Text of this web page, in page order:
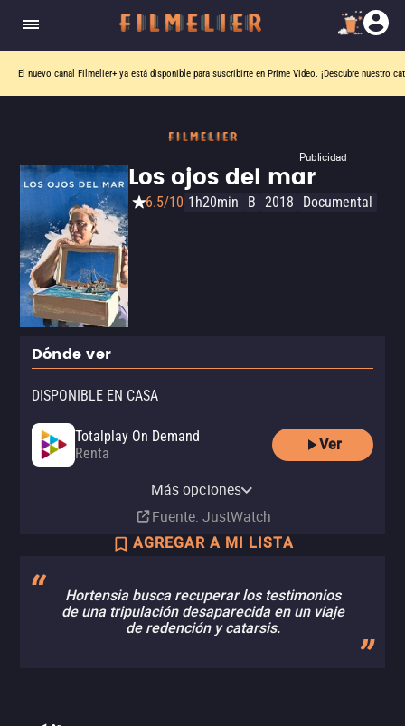
El nuevo canal Filmelier+ ya está disponible para suscribirte en Prime Video. ¡Descubre nuestro
Publicidad
Los ojos del mar
6.5/10 1h20min B 2018 Documental
Dónde ver
DISPONIBLE EN CASA
Totalplay On Demand
Renta
Ver
Amazon Video
Apple TV Store
Más opciones
Fuente: JustWatch
AGREGAR A MI LISTA
Hortensia busca recuperar los testimonios
de una tripulación desaparecida en un viaje
de redención y catarsis.